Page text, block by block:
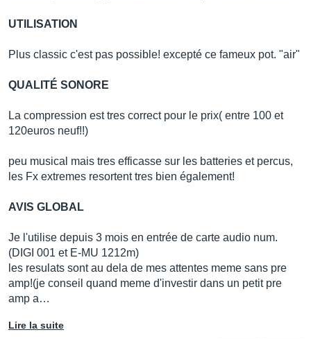
UTILISATION
Plus classic c'est pas possible! excepté ce fameux pot. "air"
QUALITÉ SONORE
La compression est tres correct pour le prix( entre 100 et
120euros neuf!!)
peu musical mais tres efficasse sur les batteries et percus,
les Fx extremes resortent tres bien également!
AVIS GLOBAL
Je l'utilise depuis 3 mois en entrée de carte audio num.
(DIGI 001 et E-MU 1212m)
les resulats sont au dela de mes attentes meme sans pre
amp!(je conseil quand meme d'investir dans un petit pre
amp a…
Lire la suite